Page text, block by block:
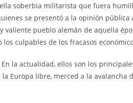
soberbia militarista que fuera
se presentó a la opinión
valiente pueblo alemán de aquella
los culpables de los fracasos
En la actualidad, ellos son los
la Europa libre, merced a la